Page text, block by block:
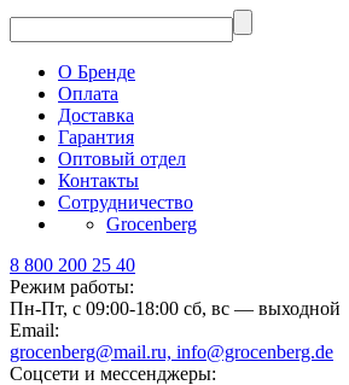
О Бренде
Оплата
Доставка
Гарантия
Оптовый отдел
Контакты
Сотрудничество
Grocenberg
8 800 200 25 40
Режим работы:
Пн-Пт, с 09:00-18:00 сб, вс — выходной
Email:
grocenberg@mail.ru, info@grocenberg.de
Соцсети и мессенджеры: